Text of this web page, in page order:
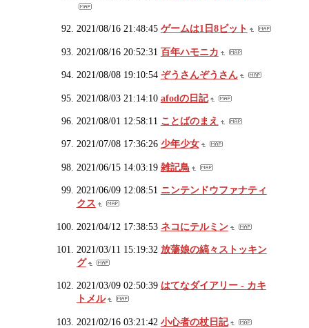
2021/08/16 21:48:45 ゲームは1日8ビット
2021/08/16 20:52:31 百年ハモニカ
2021/08/08 19:10:54 ぞうさんぞうさん
2021/08/03 21:14:10 afodの日記
2021/08/01 12:58:11 ことばのまえ
2021/07/08 17:36:26 少年少女
2021/06/15 14:03:19 雑記鳥
2021/06/09 12:08:51 ニンテンドウファナティ
クス
2021/04/12 17:38:53 ネコにテルミン
2021/03/11 15:19:32 放蕩娘の縞々ストッキン
グ
2021/03/09 02:50:39 はてなダイアリー - カキ
トメル
2021/02/16 03:21:42 小心者の杖日記